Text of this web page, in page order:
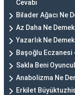
Cevabı
Bilader Ağacı Ne
Az Daha Ne Demek
Yazarlık Ne Demek
Başoğlu Eczanesi
Sakla Beni
Anabolizma Ne
Erkilet